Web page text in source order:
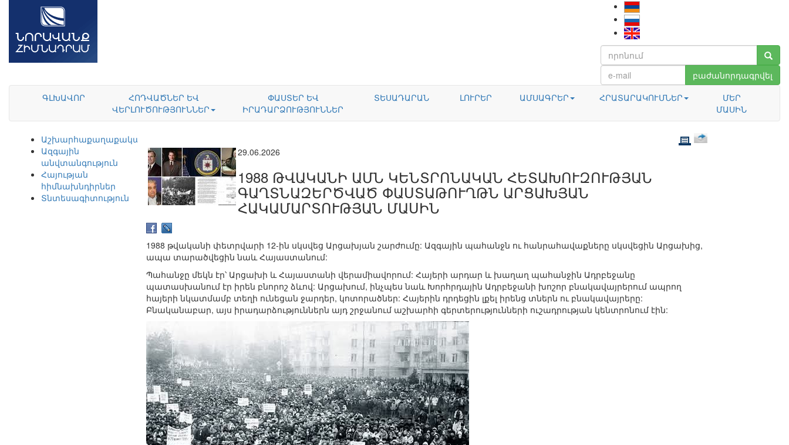
բաժանորդագրվել
ԳԼԽԱՎՈՐ
ՀՈԴՎԱԾՆԵՐ ԵՎ
ՎԵՐԼՈՒԾՈՒԹՅՈՒՆՆԵՐ
ՓԱՍՏԵՐ ԵՎ
ԻՐԱԴԱՐՁՈՒԹՅՈՒՆՆԵՐ
ՏԵՍԱԴԱՐԱՆ ԼՈՒՐԵՐ ԱՄՍԱԳՐԵՐ ՀՐԱՏԱՐԱԿՈՒՄՆԵՐ
ՄԵՐ
ՄԱՍԻՆ
Աշխարհաքաղաքականություն
Ազգային
անվտանգություն
Հայության
հիմնախնդիրներ
Տնտեսագիտություն
29.06.2026
1988 ԹՎԱԿԱՆԻ ԱՄՆ ԿԵՆՏՐՈՆԱԿԱՆ ՀԵՏԱԽՈՒԶՈՒԹՅԱՆ
ԳԱՂՏՆԱԶԵՐԾՎԱԾ ՓԱՍՏԱԹՈՒՂԹՆ ԱՐՑԱԽՅԱՆ
ՀԱԿԱՄԱՐՏՈՒԹՅԱՆ ՄԱՍԻՆ
1988 թվականի փետրվարի 12-ին սկսվեց Արցախյան շարժումը: Ազգային պահանջն ու հանրահավաքները սկսվեցին Արցախից,
ապա տարածվեցին նաև Հայաստանում:
Պահանջը մեկն էր՝ Արցախի և Հայաստանի վերամիավորում: Հայերի արդար և խաղաղ պահանջին Ադրբեջանը
պատասխանում էր իրեն բնորոշ ձևով: Արցախում, ինչպես նաև Խորհրդային Ադրբեջանի խոշոր բնակավայրերում ապրող
հայերի նկատմամբ տեղի ունեցան ջարդեր, կոտորածներ: Հայերին դրդեցին լքել իրենց տներն ու բնակավայրերը:
Բնականաբար, այս իրադարձություններն այդ շրջանում աշխարհի գերտերությունների ուշադրության կենտրոնում էին: